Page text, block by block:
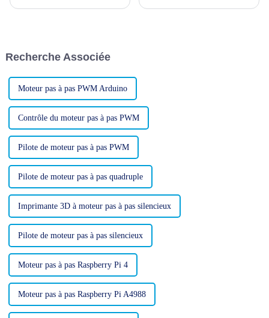
une décision cruciale...
Recherche Associée
Moteur pas à pas PWM Arduino
Contrôle du moteur pas à pas PWM
Pilote de moteur pas à pas PWM
Pilote de moteur pas à pas quadruple
Imprimante 3D à moteur pas à pas silencieux
Pilote de moteur pas à pas silencieux
Moteur pas à pas Raspberry Pi 4
Moteur pas à pas Raspberry Pi A4988